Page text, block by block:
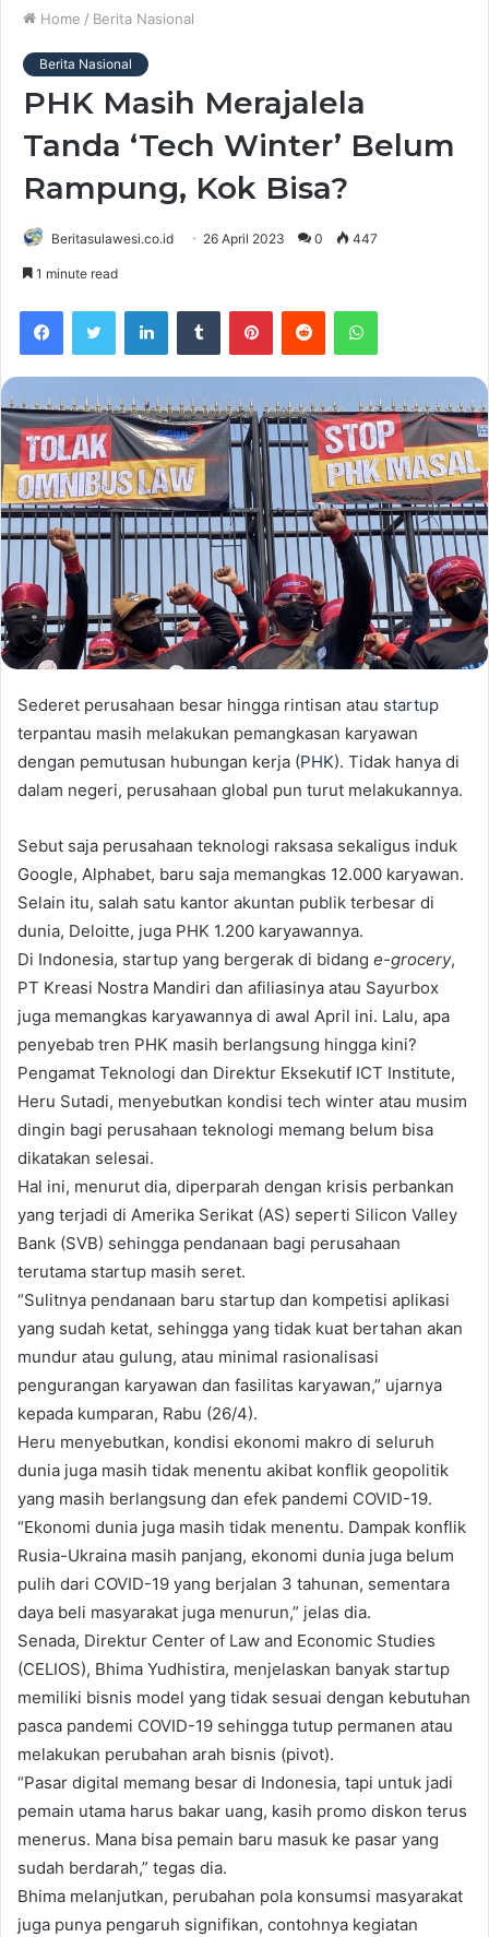
Home / Berita Nasional
Berita Nasional
PHK Masih Merajalela
Tanda ‘Tech Winter’ Belum
Rampung, Kok Bisa?
Beritasulawesi.co.id 26 April 2023 0 447
1 minute read
Sederet perusahaan besar hingga rintisan atau startup
terpantau masih melakukan pemangkasan karyawan
dengan pemutusan hubungan kerja (PHK). Tidak hanya di
dalam negeri, perusahaan global pun turut melakukannya.
Sebut saja perusahaan teknologi raksasa sekaligus induk
Google, Alphabet, baru saja memangkas 12.000 karyawan.
Selain itu, salah satu kantor akuntan publik terbesar di
dunia, Deloitte, juga PHK 1.200 karyawannya.
Di Indonesia, startup yang bergerak di bidang e-grocery,
PT Kreasi Nostra Mandiri dan afiliasinya atau Sayurbox
juga memangkas karyawannya di awal April ini. Lalu, apa
penyebab tren PHK masih berlangsung hingga kini?
Pengamat Teknologi dan Direktur Eksekutif ICT Institute,
Heru Sutadi, menyebutkan kondisi tech winter atau musim
dingin bagi perusahaan teknologi memang belum bisa
dikatakan selesai.
Hal ini, menurut dia, diperparah dengan krisis perbankan
yang terjadi di Amerika Serikat (AS) seperti Silicon Valley
Bank (SVB) sehingga pendanaan bagi perusahaan
terutama startup masih seret.
“Sulitnya pendanaan baru startup dan kompetisi aplikasi
yang sudah ketat, sehingga yang tidak kuat bertahan akan
mundur atau gulung, atau minimal rasionalisasi
pengurangan karyawan dan fasilitas karyawan,” ujarnya
kepada kumparan, Rabu (26/4).
Heru menyebutkan, kondisi ekonomi makro di seluruh
dunia juga masih tidak menentu akibat konflik geopolitik
yang masih berlangsung dan efek pandemi COVID-19.
“Ekonomi dunia juga masih tidak menentu. Dampak konflik
Rusia-Ukraina masih panjang, ekonomi dunia juga belum
pulih dari COVID-19 yang berjalan 3 tahunan, sementara
daya beli masyarakat juga menurun,” jelas dia.
Senada, Direktur Center of Law and Economic Studies
(CELIOS), Bhima Yudhistira, menjelaskan banyak startup
memiliki bisnis model yang tidak sesuai dengan kebutuhan
pasca pandemi COVID-19 sehingga tutup permanen atau
melakukan perubahan arah bisnis (pivot).
“Pasar digital memang besar di Indonesia, tapi untuk jadi
pemain utama harus bakar uang, kasih promo diskon terus
menerus. Mana bisa pemain baru masuk ke pasar yang
sudah berdarah,” tegas dia.
Bhima melanjutkan, perubahan pola konsumsi masyarakat
juga punya pengaruh signifikan, contohnya kegiatan